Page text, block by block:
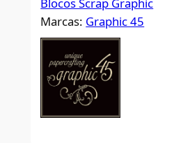
Blocos Scrap Graphic
Marcas: Graphic 45